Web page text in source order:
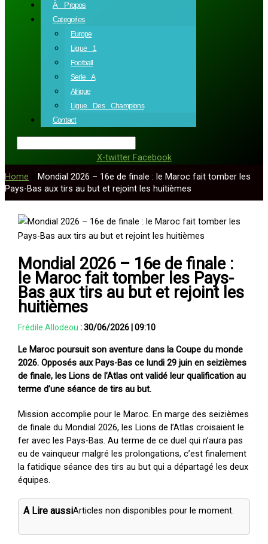
À Propos
Categories
Europe
Ligue 1
Football
Serie A
Afrique
Ligue Des Champions
Contact
X-twitter Facebook
Home
Mondial 2026 – 16e de finale : le Maroc fait tomber les
Pays-Bas aux tirs au but et rejoint les huitièmes
Mondial 2026 – 16e de finale :
le Maroc fait tomber les Pays-
Bas aux tirs au but et rejoint les
huitièmes
Frédile Allodeou :30/06/2026|09:10
Le Maroc poursuit son aventure dans la Coupe du monde
2026. Opposés aux Pays-Bas ce lundi 29 juin en seizièmes
de finale, les Lions de l’Atlas ont validé leur qualification au
terme d’une séance de tirs au but.
Mission accomplie pour le Maroc. En marge des seizièmes
de finale du Mondial 2026, les Lions de l’Atlas croisaient le
fer avec les Pays-Bas. Au terme de ce duel qui n’aura pas
eu de vainqueur malgré les prolongations, c’est finalement
la fatidique séance des tirs au but qui a départagé les deux
équipes.
A Lire aussiArticles non disponibles pour le moment.